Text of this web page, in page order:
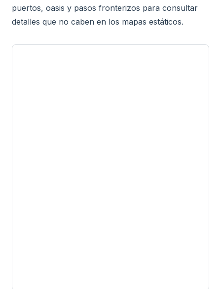
puertos, oasis y pasos fronterizos para consultar
detalles que no caben en los mapas estáticos.